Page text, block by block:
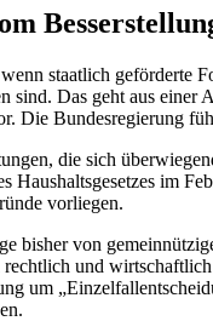
staatlich geförderte
sind. Das geht aus einer
Die Bundesregierung
die sich
Haushaltsgesetzes im
vorliegen.
bisher von
und
um